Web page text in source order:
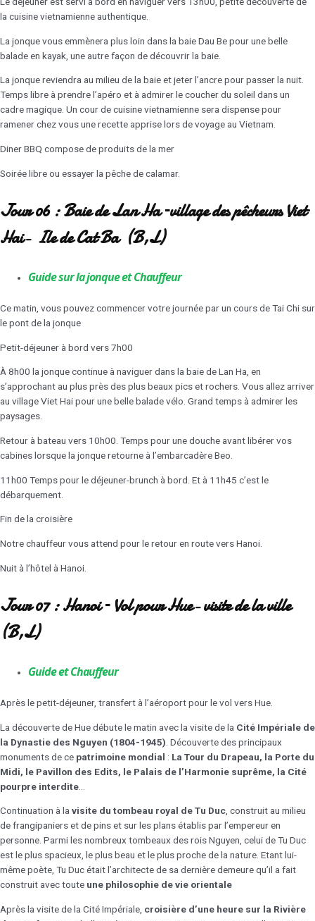
la cuisine vietnamienne authentique.
La jonque vous emmènera plus loin dans la baie Dau Be pour une belle
balade en kayak, une autre façon de découvrir la baie.
La jonque reviendra au milieu de la baie et jeter l’ancre pour passer la nuit.
Temps libre à prendre l’apéro et à admirer le coucher du soleil dans un
cadre magique. Un cour de cuisine vietnamienne sera dispense pour
ramener chez vous une recette apprise lors de voyage au Vietnam.
Diner BBQ compose de produits de la mer
Soirée libre ou essayer la pêche de calamar.
Jour 06 : Baie de Lan Ha –village des pêcheurs Viet
Hai- Ile de Cat Ba (B,L)
Guide sur la jonque et Chauffeur
Ce matin, vous pouvez commencer votre journée par un cours de Tai Chi sur
le pont de la jonque
Petit-déjeuner à bord vers 7h00
À 8h00 la jonque continue à naviguer dans la baie de Lan Ha, en
s’approchant au plus près des plus beaux pics et rochers. Vous allez arriver
au village Viet Hai pour une belle balade vélo. Grand temps à admirer les
paysages.
Retour à bateau vers 10h00. Temps pour une douche avant libérer vos
cabines lorsque la jonque retourne à l’embarcadère Beo.
11h00 Temps pour le déjeuner-brunch à bord. Et à 11h45 c’est le
débarquement.
Fin de la croisière
Notre chauffeur vous attend pour le retour en route vers Hanoi.
Nuit à l’hôtel à Hanoi.
Jour 07 : Hanoi – Vol pour Hue- visite de la ville
(B,L)
Guide et Chauffeur
Après le petit-déjeuner, transfert à l’aéroport pour le vol vers Hue.
La découverte de Hue débute le matin avec la visite de la Cité Impériale de
la Dynastie des Nguyen (1804-1945) . Découverte des principaux
monuments de ce patrimoine mondial : La Tour du Drapeau, la Porte du
Midi, le Pavillon des Edits, le Palais de l’Harmonie suprême, la Cité
pourpre interdite
Continuation à lavisite du tombeau royal de Tu Duc, construit au milieu
de frangipaniers et de pins et sur les plans établis par l’empereur en
personne. Parmi les nombreux tombeaux des rois Nguyen, celui de Tu Duc
est le plus spacieux, le plus beau et le plus proche de la nature. Etant lui-
même poète, Tu Duc était l’architecte de sa dernière demeure qu’il a fait
construit avec toute une philosophie de vie orientale
Après la visite de la Cité Impériale, croisière d’une heure sur la Rivière